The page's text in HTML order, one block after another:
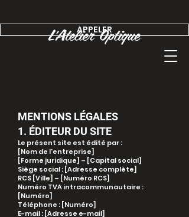
APPELER
MENTIONS LÉGALES
1. ÉDITEUR DU SITE
Le présent site est édité par :
[Nom de l'entreprise]
[Forme juridique] – [Capital social]
Siège social : [Adresse complète]
RCS [Ville] – [Numéro RCS]
Numéro TVA intracommunautaire :
[Numéro]
Téléphone : [Numéro]
E-mail : [Adresse e-mail]